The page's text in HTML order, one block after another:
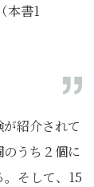
本書1
紹介されて
うち２個に
そして、15